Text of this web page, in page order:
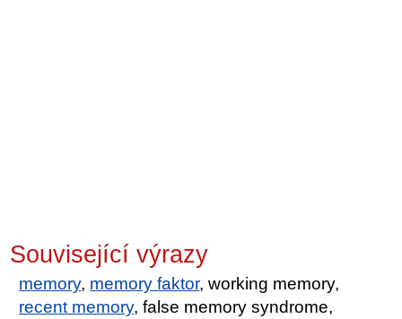
Související výrazy
memory, memory faktor, working memory,
recent memory, false memory syndrome,